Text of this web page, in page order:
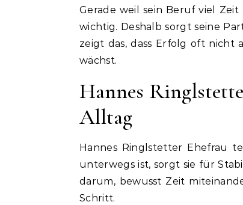
Gerade weil sein Beruf viel
wichtig. Deshalb sorgt seine
zeigt das, dass Erfolg oft
wächst.
Hannes
Alltag
Hannes Ringlstetter Ehefrau
unterwegs ist, sorgt sie für
darum, bewusst Zeit
Schritt.